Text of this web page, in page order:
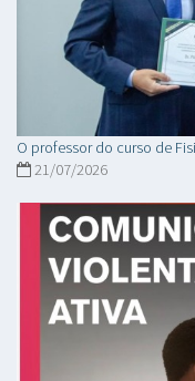
O professor do curso de
21/07/2026